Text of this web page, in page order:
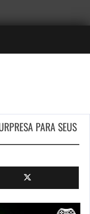
PARA SEUS